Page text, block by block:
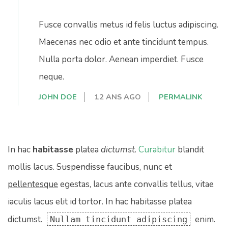
Fusce convallis metus id felis luctus adipiscing.
Maecenas nec odio et ante tincidunt tempus.
Nulla porta dolor. Aenean imperdiet. Fusce
neque.
JOHN DOE 12 ANS AGO PERMALINK
In hac habitasse platea dictumst. Curabitur blandit
mollis lacus. Suspendissefaucibus, nunc et
pellentesque egestas, lacus ante convallis tellus, vitae
iaculis lacus elit id tortor. In hac habitasse platea
dictumst.
Nullam tincidunt adipiscing enim.